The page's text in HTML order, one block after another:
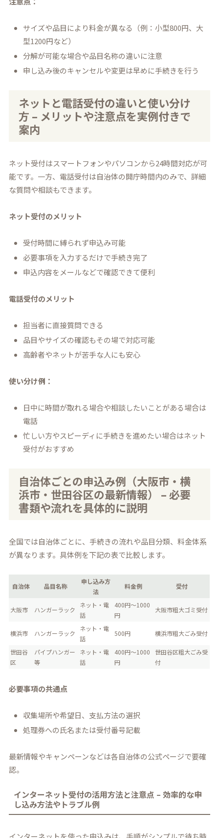
サイズや品目により料金が異なる（例：小型800円、大
型1200円など）
分解が可能な場合や品目名称の違いに注意
申し込み後のキャンセルや変更は早めに手続きを行う
ネットと電話受付の違いと使い分け
方 – メリットや注意点を実例付きで
案内
ネット受付はスマートフォンやパソコンから24時間対応が可
能です。一方、電話受付は自治体の開庁時間内のみで、詳細
な質問や相談もできます。
ネット受付のメリット
受付時間に縛られず申込み可能
必要事項を入力するだけで手続き完了
申込内容をメールなどで確認できて便利
電話受付のメリット
担当者に直接質問できる
品目やサイズの確認もその場で対応可能
高齢者やネットが苦手な人にも安心
使い分け例：
日中に時間が取れる場合や相談したいことがある場合は
電話
忙しい方やスピーディに手続きを進めたい場合はネット
受付がおすすめ
自治体ごとの申込み例（大阪市・横
浜市・世田谷区の最新情報） – 必要
書類や流れを具体的に説明
全国では自治体ごとに、手続きの流れや品目分類、料金体系
が異なります。具体例を下記の表で比較します。
自治体 品目名称
申し込み方
法
料金例 受付
大阪市 ハンガーラック
ネット・電
話
400円～1000
円
大阪市粗大ゴミ受付
横浜市 ハンガーラック
ネット・電
話
500円 横浜市粗大ごみ受付
世田谷
区
パイプハンガー
等
ネット・電
話
400円～1000
円
世田谷区粗大ごみ受
付
必要事項の共通点
収集場所や希望日、支払方法の選択
処理券への氏名または受付番号記載
最新情報やキャンペーンなどは各自治体の公式ページで要確
認。
インターネット受付の活用方法と注意点 – 効率的な申
し込み方法やトラブル例